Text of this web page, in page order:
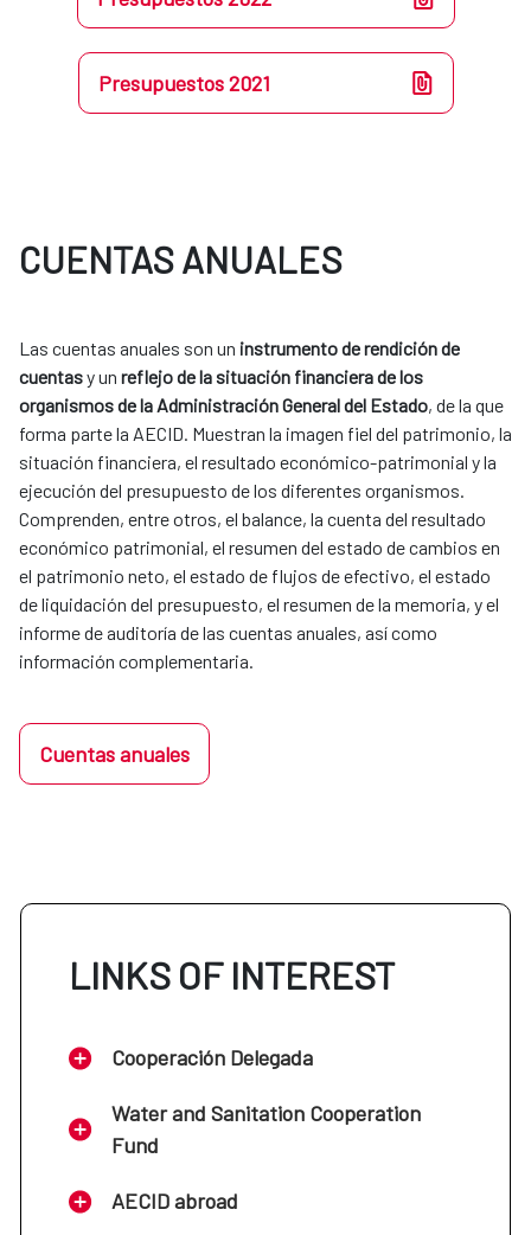
Presupuestos 2021
CUENTAS ANUALES
Las cuentas anuales son un instrumento de rendición de
cuentasy un reflejo de la situación financiera de los
organismos de la Administración General del Estado, de la que
forma parte la AECID. Muestran la imagen fiel del patrimonio, la
situación financiera, el resultado económico-patrimonial y la
ejecución del presupuesto de los diferentes organismos.
Comprenden, entre otros, el balance, la cuenta del resultado
económico patrimonial, el resumen del estado de cambios en
el patrimonio neto, el estado de flujos de efectivo, el estado
de liquidación del presupuesto, el resumen de la memoria, y el
informe de auditoría de las cuentas anuales, así como
información complementaria.
Cuentas anuales
LINKS OF INTEREST
Cooperación Delegada
Water and Sanitation Cooperation
Fund
AECID abroad